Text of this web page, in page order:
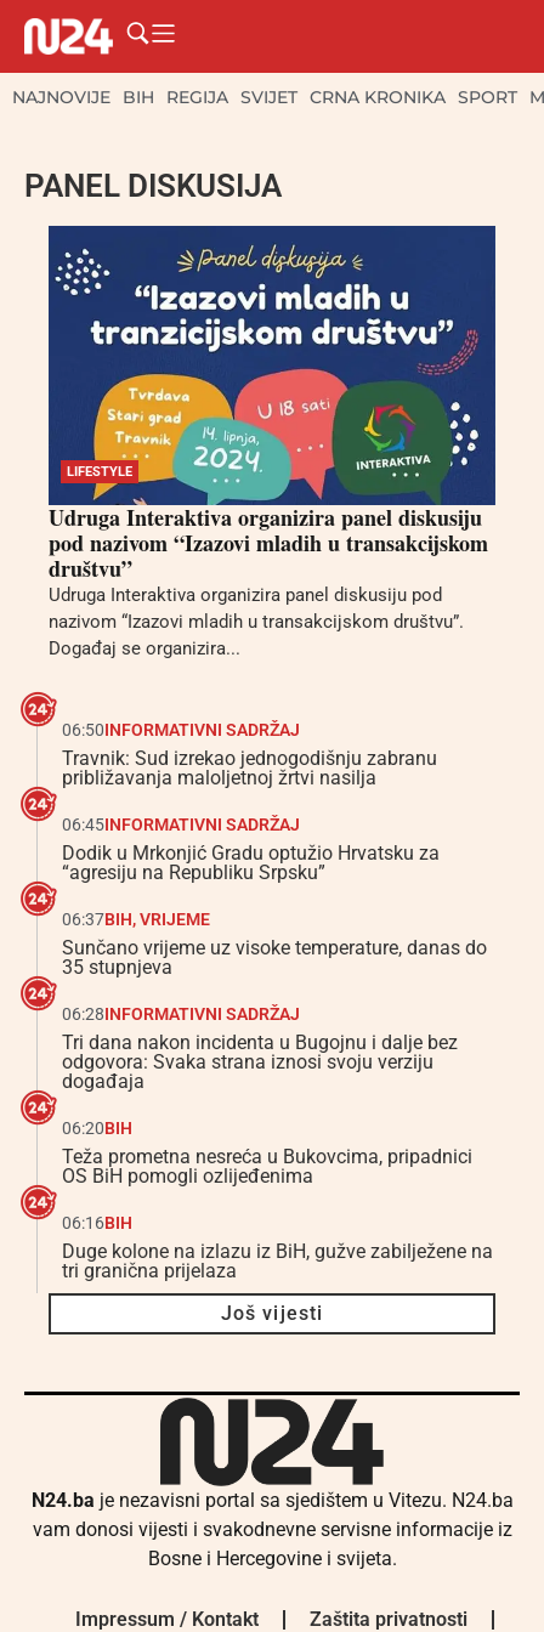
NAJNOVIJE BIH REGIJA SVIJET CRNA KRONIKA SPORT
PANEL DISKUSIJA
LIFESTYLE
Udruga Interaktiva organizira panel diskusiju
pod nazivom “Izazovi mladih u transakcijskom
društvu”
Udruga Interaktiva organizira panel diskusiju pod
nazivom “Izazovi mladih u transakcijskom društvu”.
Događaj se organizira...
06:50INFORMATIVNI SADRŽAJ
Travnik: Sud izrekao jednogodišnju zabranu
približavanja maloljetnoj žrtvi nasilja
06:45INFORMATIVNI SADRŽAJ
Dodik u Mrkonjić Gradu optužio Hrvatsku za
“agresiju na Republiku Srpsku”
06:37BIH,VRIJEME
Sunčano vrijeme uz visoke temperature, danas do
35 stupnjeva
06:28INFORMATIVNI SADRŽAJ
Tri dana nakon incidenta u Bugojnu i dalje bez
odgovora: Svaka strana iznosi svoju verziju
događaja
06:20BIH
Teža prometna nesreća u Bukovcima, pripadnici
OS BiH pomogli ozlijeđenima
06:16BIH
Duge kolone na izlazu iz BiH, gužve zabilježene na
tri granična prijelaza
Još vijesti
N24.ba je nezavisni portal sa sjedištem u Vitezu. N24.ba
vam donosi vijesti i svakodnevne servisne informacije iz
Bosne i Hercegovine i svijeta.
Impressum / Kontakt Zaštita privatnosti